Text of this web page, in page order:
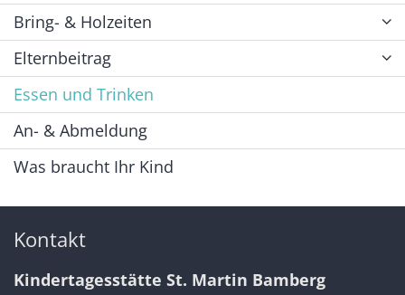
Bring- & Holzeiten
Elternbeitrag
Essen und Trinken
An- & Abmeldung
Was braucht Ihr Kind
Kontakt
Kindertagesstätte St. Martin Bamberg